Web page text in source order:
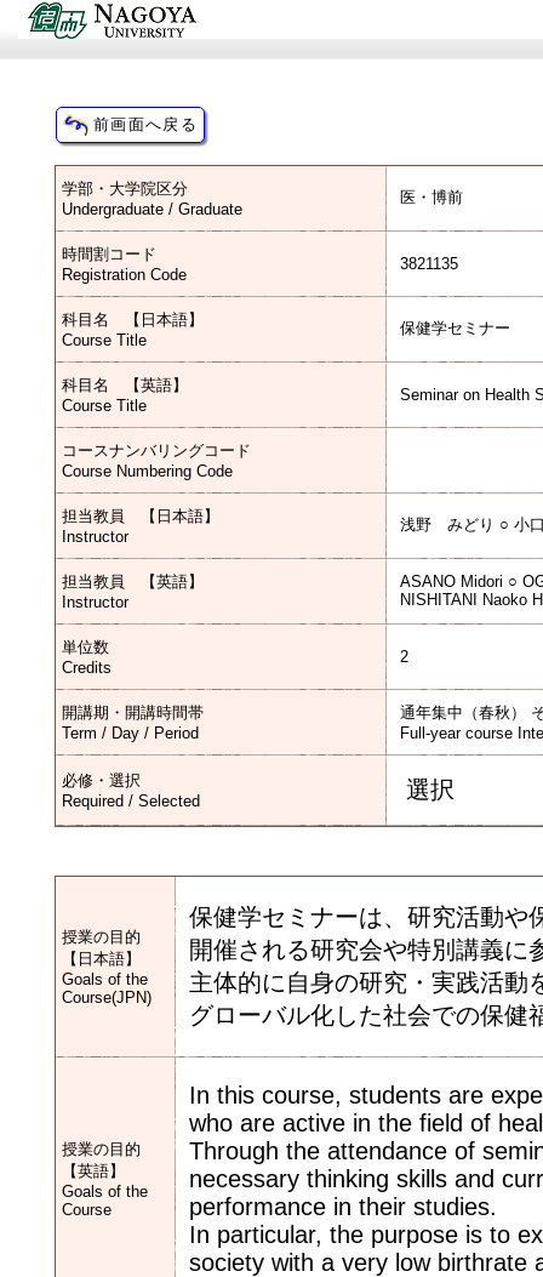
学部・大学院区分
Undergraduate / Graduate
医・博前
時間割コード
Registration Code
3821135
科目名 【日本語】
Course Title
保健学セミナー
科目名 【英語】
Course Title
Seminar on Health
コースナンバリングコード
Course Numbering Code
担当教員 【日本語】
Instructor
浅野 みどり ○ 小
担当教員 【英語】
Instructor
ASANO Midori ○
NISHITANI Naoko
単位数
Credits
2
開講期・開講時間帯
Term / Day / Period
通年集中（春秋）
Full-year course
必修・選択
Required / Selected
選択
授業の目的
【日本語】
Goals of the
Course(JPN)
保健学セミナーは、研究活動や
開催される研究会や特別講義に
主体的に自身の研究・実践活動
グローバル化した社会での保健
授業の目的
【英語】
Goals of the
Course
In this course, students are
who are active in the field of
Through the attendance of
necessary thinking skills and
performance in their studies.
In particular, the purpose is to
society with a very low birthrate